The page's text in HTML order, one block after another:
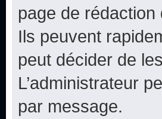
page de
Ils peuvent
peut décider de
L’administrateur
par message.